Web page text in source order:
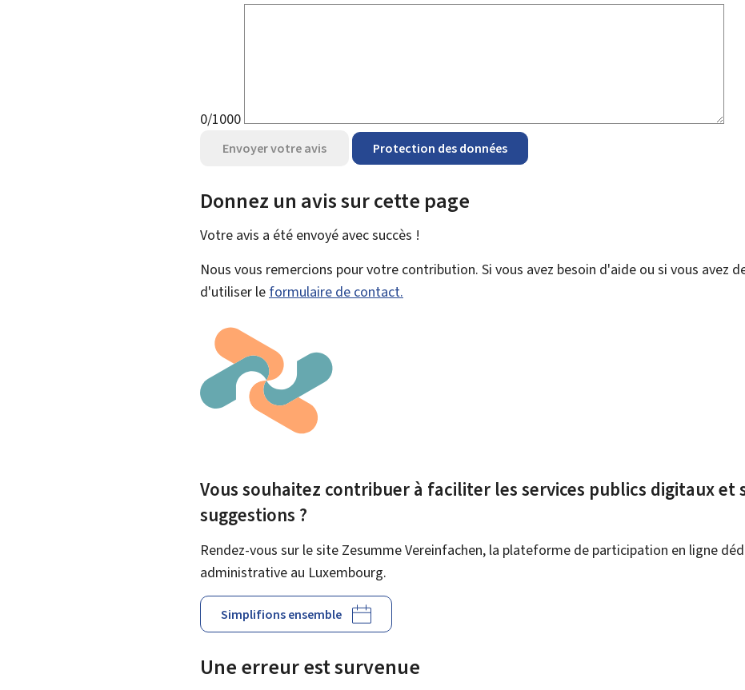
0/1000
Envoyer votre avis Protection des données
Donnez un avis sur cette page
Votre avis a été envoyé avecsuccès !
Nous vous remercions pour votre contribution. Si vous avez besoin d'aide ou si vous avez
d'utiliser le formulaire de contact.
Vous souhaitez contribuer à faciliter les services publics digitaux et
suggestions ?
Rendez-vous sur le site Zesumme Vereinfachen, la plateforme de participation en ligne
administrative au Luxembourg.
Simplifions ensemble
Une erreur est survenue